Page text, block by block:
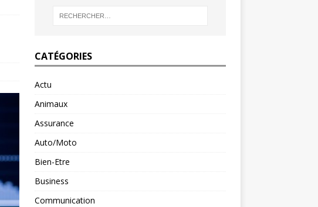
CATÉGORIES
Actu
Animaux
Assurance
Auto/Moto
Bien-Etre
Business
Communication